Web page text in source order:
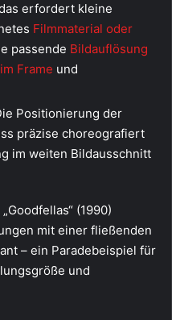
erfordert kleine
Filmmaterial oder
passende Bildauflösung
Frame und
Positionierung der
präzise choreografiert
im weiten Bildausschnitt
(1990)
mit einer fließenden
– ein Paradebeispiel für
und